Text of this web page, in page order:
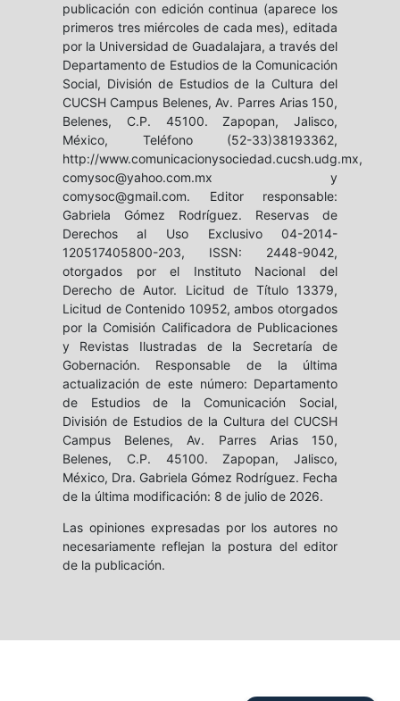
publicación con edición continua (aparece los
primeros tres miércoles de cada mes), editada
por la Universidad de Guadalajara, a través del
Departamento de Estudios de la Comunicación
Social, División de Estudios de la Cultura del
CUCSH Campus Belenes, Av. Parres Arias 150,
Belenes, C.P. 45100. Zapopan, Jalisco,
México, Teléfono (52-33)38193362,
http://www.comunicacionysociedad.cucsh.udg.mx,
comysoc@yahoo.com.mx y
comysoc@gmail.com. Editor responsable:
Gabriela Gómez Rodríguez. Reservas de
Derechos al Uso Exclusivo 04-2014-
120517405800-203, ISSN: 2448-9042,
otorgados por el Instituto Nacional del
Derecho de Autor. Licitud de Título 13379,
Licitud de Contenido 10952, ambos otorgados
por la Comisión Calificadora de Publicaciones
y Revistas Ilustradas de la Secretaría de
Gobernación. Responsable de la última
actualización de este número: Departamento
de Estudios de la Comunicación Social,
División de Estudios de la Cultura del CUCSH
Campus Belenes, Av. Parres Arias 150,
Belenes, C.P. 45100. Zapopan, Jalisco,
México, Dra. Gabriela Gómez Rodríguez. Fecha
de la última modificación: 8 de julio de 2026.
Las opiniones expresadas por los autores no
necesariamente reflejan la postura del editor
de la publicación.